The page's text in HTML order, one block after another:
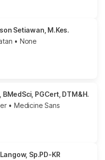
Setiawan, M.Kes.
• None
PGCert, DTM&H.
• Medicine Sans
Sp.PD-KR